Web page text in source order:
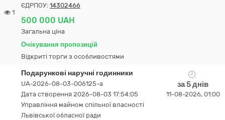
1
ЄДРПОУ: 14302466
500 000 UAH
Загальна ціна
Очікування пропозицій
Відкриті торги з особливостями
Подарункові наручні годинники
UA-2026-08-03-006125-a
Дата створення 2026-08-03 17:54:05
Управління майном спільної власності
Львівської обласної ради
за 5 днів
11-08-2026, 01:00